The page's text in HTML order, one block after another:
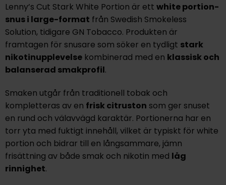
Lenny’s Cut Stark White Portion är ett white portion-
snus i large-format från Swedish Smokeless
Solution, tidigare GN Tobacco. Produkten är
framtagen för snusare som söker en tydligt stark
nikotinupplevelsekombinerad med en klassisk och
balanserad smakprofil.
Smaken utgår från traditionell tobak och
kompletteras av en frisk citruston som ger snuset
en rund och välavvägd karaktär. Portionerna har en
torr yta med fuktigt innehåll, vilket är typiskt för white
portion och bidrar till en långsammare, jämn
frisättning av både smak och nikotin med låg
rinnighet.